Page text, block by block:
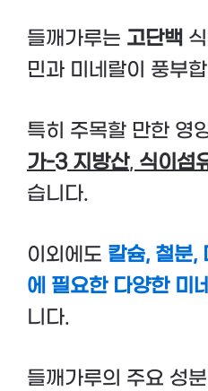
들깨가루는 고단백
민과 미네랄이 풍부
특히 주목할 만한 영
가-3 지방산, 식이섬
습니다.
이외에도 칼슘, 철분,
에 필요한 다양한 미
니다.
들깨가루의 주요 성